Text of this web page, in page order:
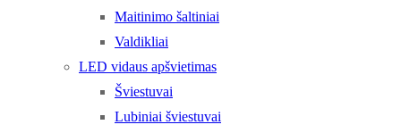
Maitinimo šaltiniai
Valdikliai
LED vidaus apšvietimas
Šviestuvai
Lubiniai šviestuvai